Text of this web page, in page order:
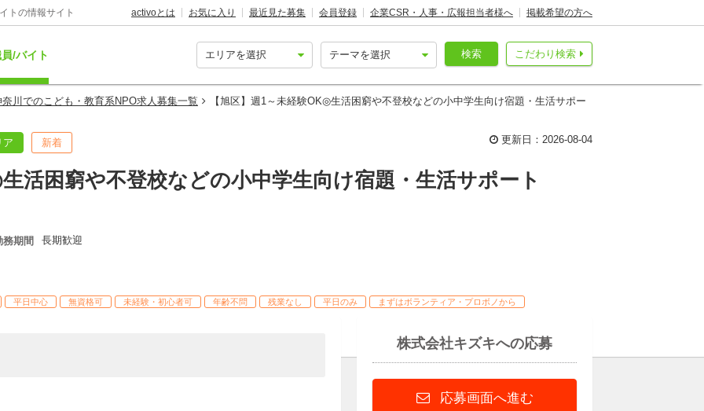
トの情報サイト activoとは お気に入り 最近見た募集 会員登録 企業CSR・人事・広報担当者様へ 掲載希望の方へ
/バイト こだわり検索
検索
奈川でのこども・教育系NPO求人募集一覧 【旭区】週1～未経験OK◎生活困窮や不登校などの小中学生向け宿題・生活サポー
ア 新着 更新日：2026-08-04
活困窮や不登校などの小中学生向け宿題・生活サポート
務期間 長期歓迎
平日中心 無資格可 未経験・初心者可 年齢不問 残業なし 平日のみ まずはボランティア・プロボノから
株式会社キズキへの応募
応募画面へ進む